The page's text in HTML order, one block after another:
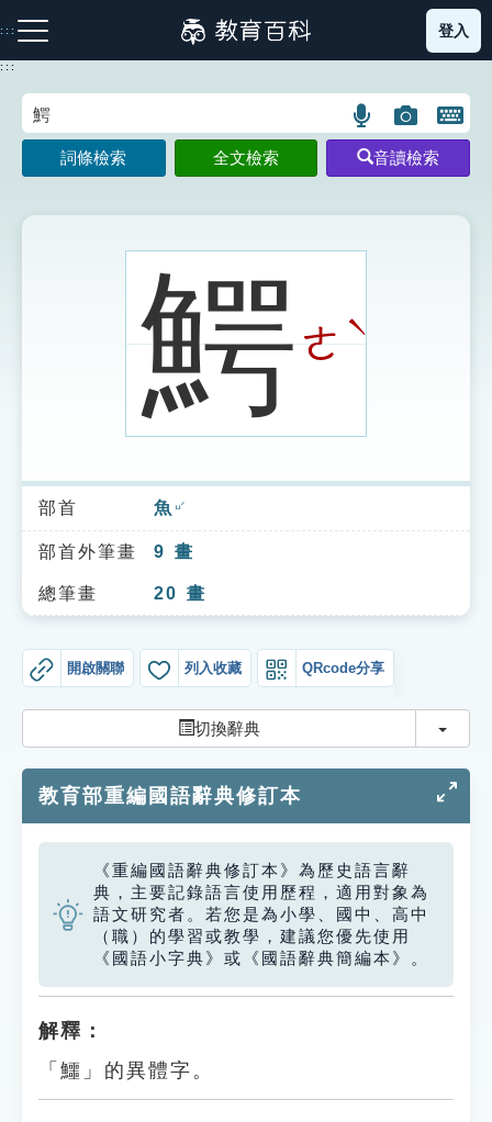
到
主
:::
注音索引圖示 筆畫索引圖示 部首索引表圖示
索引選單
知識索引
單字索引
貓頭鷹博士
登入
:::
語
言
搜
示
圖
片
搜
開
鍵
圖
詞條檢索 全文檢索 音讀檢索
鰐ㄜ ˋ
部首 魚 ㄩˊ
部首外筆畫 9 畫
總筆畫 20 畫
開啟關聯 列入收藏 QRcode分享
切換辭典 切換
教育部重編國語辭典修訂本
《重編國語辭典修訂本》為歷史語言辭
典，主要記錄語言使用歷程，適用對象為
語文研究者。若您是為小學、國中、高中
（職）的學習或教學，建議您優先使用
《國語小字典》或《國語辭典簡編本》。
解釋：
「鱷」的異體字。